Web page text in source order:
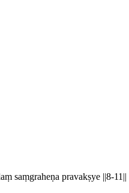
saṃgraheṇa pravakṣye ||8-11||